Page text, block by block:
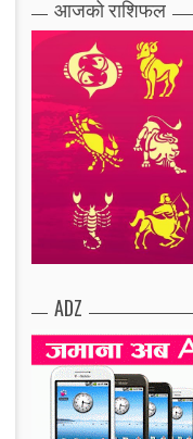
केएफसी रेष्टुरेन्टको शाखा पोखरामा
Apr 30,2017
आजको राशिफल
ADZ